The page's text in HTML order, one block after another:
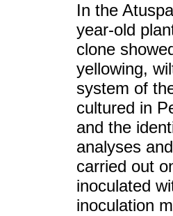
In the
year-old
clone
yellowing,
system of
cultured in
and the
analyses
carried out
inoculated
inoculation